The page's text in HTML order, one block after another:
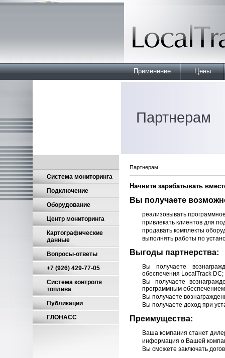
Применение Цены
Система мониторинга
Подключение
Оборудование
Центр мониторинга
Картографические
данные
Вопросы-ответы
+7 (926) 429-77-05
Система контроля
топлива
Публикации
ГЛОНАСС
Партнерам
Партнерам
Начните зарабатывать
Вы получаете
реализовывать
привлекать клиентов для
продавать комплекты
выполнять работы по
Выгоды партнерства:
Вы получаете
обеспечения LocalTrack DC;
Вы получаете
программным
Вы получаете
Вы получаете доход при
Преимущества:
Ваша компания станет
информация о Вашей
Вы сможете заключать